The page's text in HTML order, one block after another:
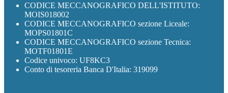
CODICE MECCANOGRAFICO DELL'ISTITUTO:
MOIS018002
CODICE MECCANOGRAFICO sezione Liceale:
MOPS01801C
CODICE MECCANOGRAFICO sezione Tecnica:
MOTF01801E
Codice univoco: UF8KC3
Conto di tesoreria Banca D'Italia: 319099